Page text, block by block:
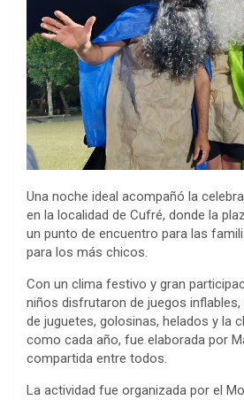
Una noche ideal acompañó la
en la localidad de Cufré, donde la
un punto de encuentro para las
para los más chicos.
Con un clima festivo y gran
niños disfrutaron de juegos
de juguetes, golosinas, helados y la
como cada año, fue elaborada por
compartida entre todos.
La actividad fue organizada por el